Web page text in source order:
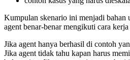
Kumpulan skenario ini menjadi bahan
agent benar-benar mengikuti cara kerja
Jika agent hanya berhasil di contoh
Jika agent tidak tahu kapan harus